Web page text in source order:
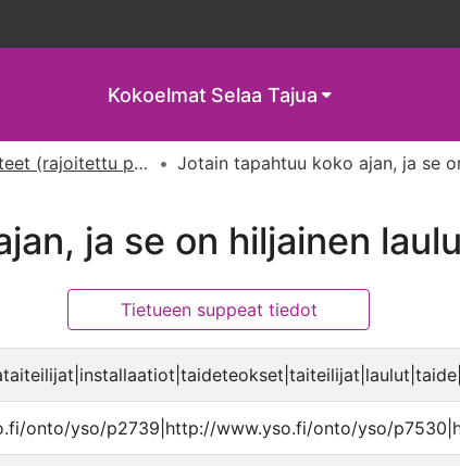
Kokoelmat Selaa Tajua
Kirjalliset opinnäytteet (rajoitettu pääsy)
ja se on hiljainen
Tietueen suppeat tiedot
onto/yso/p2739|http://www.yso.fi/onto/yso/